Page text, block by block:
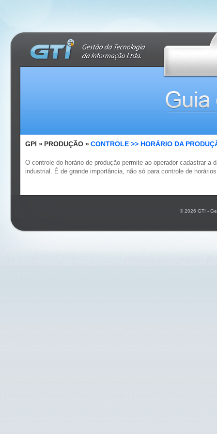
GPI » PRODUÇÃO »CONTROLE >> HORÁRIO DA
O controle do horário de produção permite ao operador cadastrar
industrial. É de grande importância, não só para controle de
© 2026 GTI -